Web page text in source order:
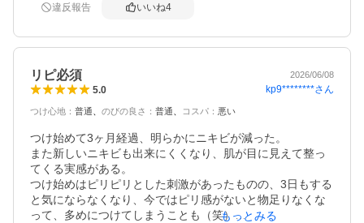
本当に感謝です！またリピすると思います。いや、絶対リ
す。ありがとう^ ^
違反報告 いいね4
リピ必須 2026/06/08
5.0 kp9********さん
つけ心地 ： 普通 のびの良さ ： 普通 コスパ ： 悪い
つけ始めて3ヶ月経過、明らかにニキビが減った。
また新しいニキビも出来にくくなり、肌が目に見えて整っ
てくる実感がある。
つけ始めはピリピリとした刺激があったものの、3日もする
と気にならなくなり、今ではピリ感がないと物足りなくな
って、多めにつけてしまうことも（笑） もっとみる